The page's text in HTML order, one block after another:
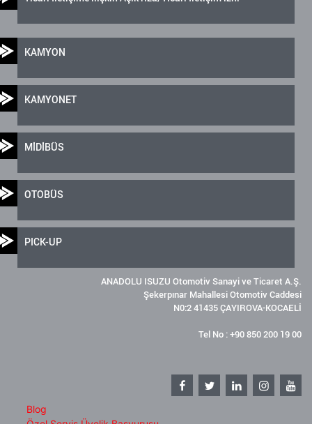
KAMYON
KAMYONET
MİDİBÜS
OTOBÜS
PICK-UP
ANADOLU ISUZU Otomotiv Sanayi ve Ticaret A.Ş.
Şekerpınar Mahallesi Otomotiv Caddesi
N0:2 41435 ÇAYIROVA-KOCAELİ
Tel No : +90 850 200 19 00
Blog